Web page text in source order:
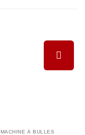
MACHINE À BULLES